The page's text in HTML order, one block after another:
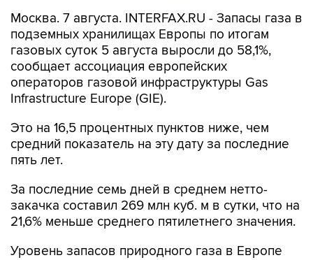
Москва. 7 августа. INTERFAX.RU - Запасы газа в
подземных хранилищах Европы по итогам
газовых суток 5 августа выросли до 58,1%,
сообщает ассоциация европейских
операторов газовой инфраструктуры Gas
Infrastructure Europe (GIE).
Это на 16,5 процентных пунктов ниже, чем
средний показатель на эту дату за последние
пять лет.
За последние семь дней в среднем нетто-
закачка составил 269 млн куб. м в сутки, что на
21,6% меньше среднего пятилетнего значения.
Уровень запасов природного газа в Европе